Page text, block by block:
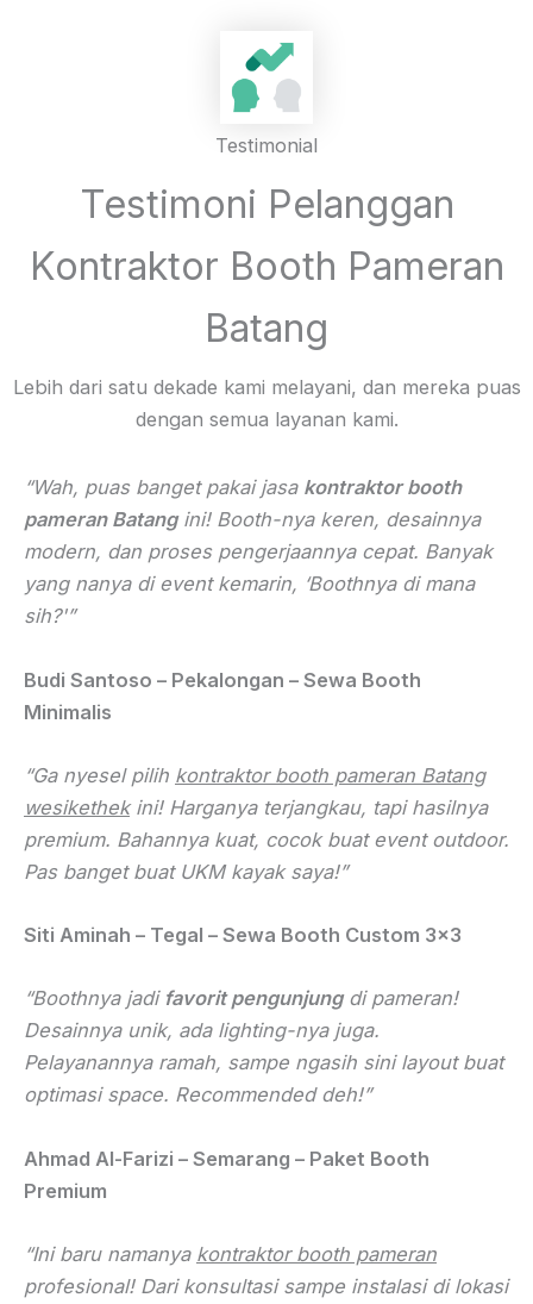
Testimonial
Testimoni Pelanggan
Kontraktor Booth Pameran
Batang
Lebih dari satu dekade kami melayani, dan mereka puas
dengan semua layanan kami.
“Wah, puas banget pakai jasa kontraktor booth
pameran Batangini! Booth-nya keren, desainnya
modern, dan proses pengerjaannya cepat. Banyak
yang nanya di event kemarin, ‘Boothnya di mana
sih?'”
Budi Santoso – Pekalongan – Sewa Booth
Minimalis
“Ga nyesel pilih kontraktor booth pameran Batang
wesikethekini! Harganya terjangkau, tapi hasilnya
premium. Bahannya kuat, cocok buat event outdoor.
Pas banget buat UKM kayak saya!”
Siti Aminah – Tegal – Sewa Booth Custom 3×3
“Boothnya jadi favorit pengunjungdi pameran!
Desainnya unik, ada lighting-nya juga.
Pelayanannya ramah, sampe ngasih sini layout buat
optimasi space. Recommended deh!”
Ahmad Al-Farizi – Semarang – Paket Booth
Premium
“Ini baru namanya kontraktor booth pameran
profesional! Dari konsultasi sampe instalasi di lokasi